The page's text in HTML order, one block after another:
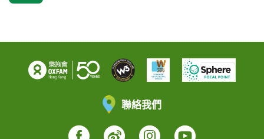
聯絡我們